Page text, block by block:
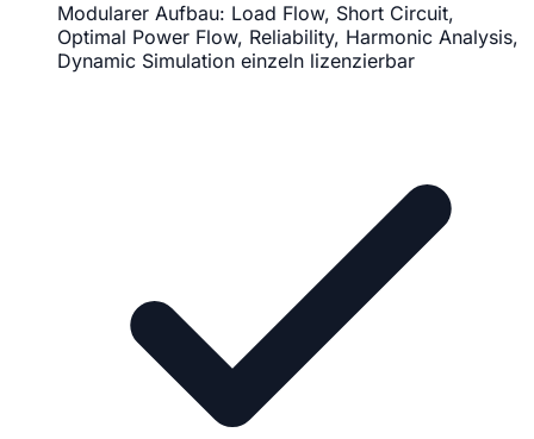
Modularer Aufbau: Load Flow, Short Circuit,
Optimal Power Flow, Reliability, Harmonic Analysis,
Dynamic Simulation einzeln lizenzierbar